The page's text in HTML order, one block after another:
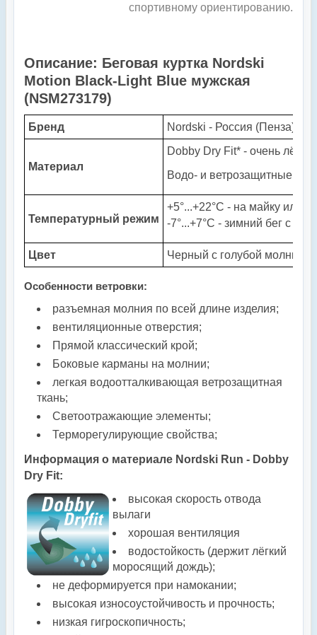
спортивному ориентированию.
Описание: Беговая куртка Nordski
Motion Black-Light Blue мужская
(NSM273179)
Бренд Nordski - Россия (Пенза)
Материал
Dobby Dry Fit* - очень
Водо- и ветрозащитные
Температурный режим
+5°...+22°С - на майку или
-7°...+7°С - зимний бег с
Цвет Черный c голубой молнией
Особенности ветровки:
разъемная молния по всей длине изделия;
вентиляционные отверстия;
Прямой классический крой;
Боковые карманы на молнии;
легкая водоотталкивающая ветрозащитная
ткань;
Светоотражающие элементы;
Терморегулирующие свойства;
Информация о материале Nordski Run - Dobby
Dry Fit:
высокая скорость отвода
вылаги
хорошая вентиляция
водостойкость (держит лёгкий
моросящий дождь);
не деформируется при намокании;
высокая износоустойчивость и прочность;
низкая гигроскопичность;